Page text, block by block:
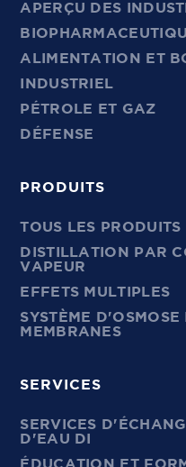
APERÇU DES
ALIMENTATION ET
INDUSTRIEL
PÉTROLE ET GAZ
DÉFENSE
PRODUITS
TOUS LES PRODUITS
DISTILLATION PAR
VAPEUR
EFFETS MULTIPLES
SYSTÈME
MEMBRANES
SERVICES
SERVICES
D'EAU DI